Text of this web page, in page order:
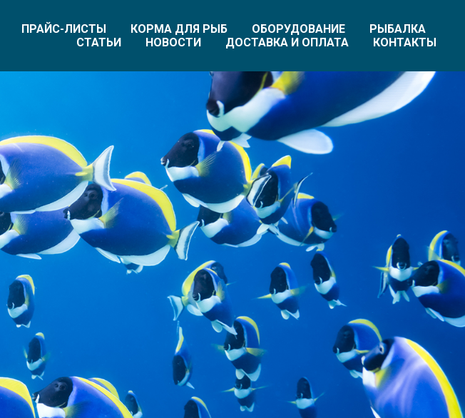
ПРАЙС-ЛИСТЫ КОРМА ДЛЯ РЫБ ОБОРУДОВАНИЕ
РЫБАЛКА
СТАТЬИ
НОВОСТИ ДОСТАВКА И ОПЛАТА КОНТАКТЫ